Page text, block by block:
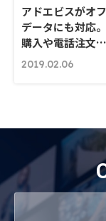
アドエビスがオ
データにも対応
購入や電話注文…
2019.02.06